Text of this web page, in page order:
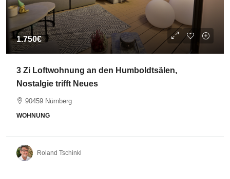
1.750€
3 Zi Loftwohnung an den Humboldtsälen,
Nostalgie trifft Neues
90459 Nürnberg
WOHNUNG
Roland Tschinkl